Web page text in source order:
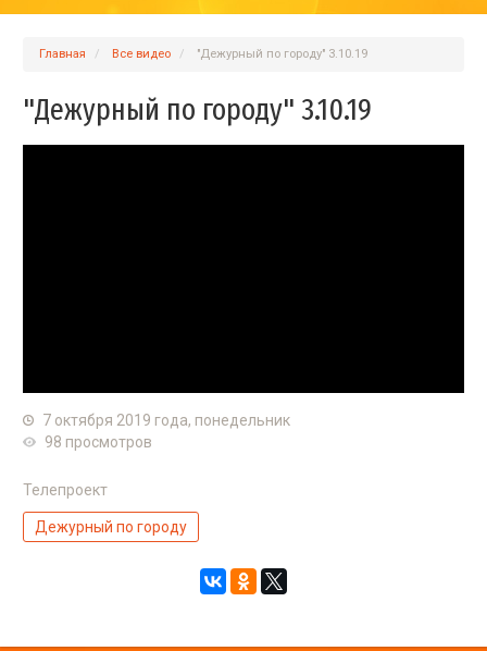
Главная Вcе видео "Дежурный по городу" 3.10.19
"Дежурный по городу" 3.10.19
7 октября 2019 года, понедельник
98 просмотров
Телепроект
Дежурный по городу